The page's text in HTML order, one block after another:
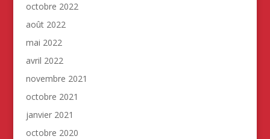
octobre 2022
août 2022
mai 2022
avril 2022
novembre 2021
octobre 2021
janvier 2021
octobre 2020